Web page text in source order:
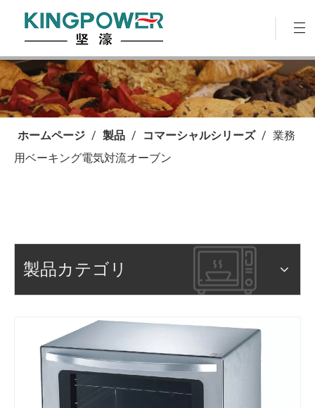
ホームページ / 製品 / コマーシャルシリーズ / 業務
用ベーキング電気対流オーブン
製品カテゴリ